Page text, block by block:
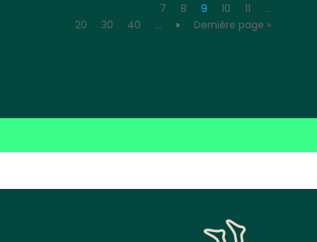
7
8 9 10 11
…
20
30 40 … » Dernière page »